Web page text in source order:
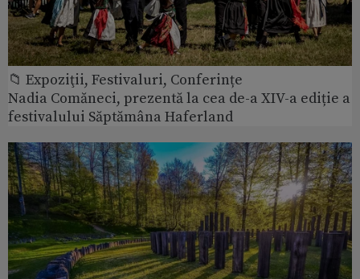
📁 Expoziţii, Festivaluri, Conferințe
Nadia Comăneci, prezentă la cea de-a XIV-a ediție a
festivalului Săptămâna Haferland